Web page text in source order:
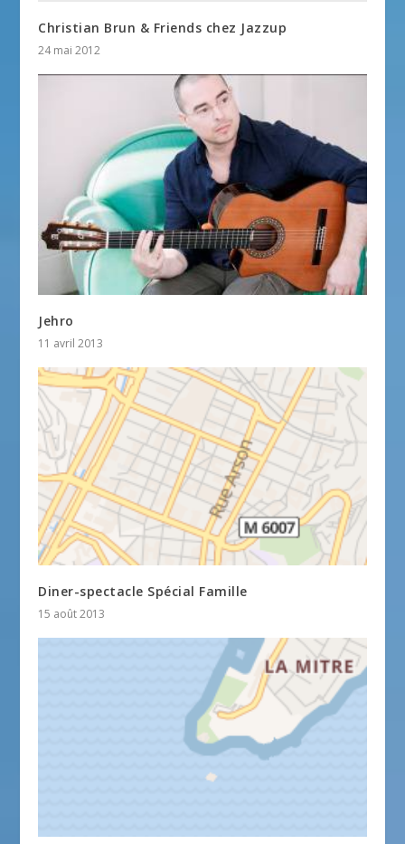
Christian Brun & Friends chez Jazzup
24 mai 2012
Jehro
11 avril 2013
Diner-spectacle Spécial Famille
15 août 2013